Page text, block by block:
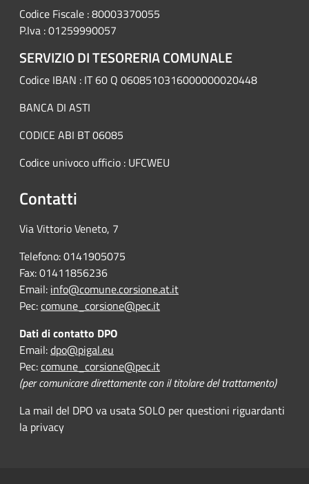
Codice Fiscale : 80003370055
P.Iva : 01259990057
SERVIZIO DI TESORERIA COMUNALE
Codice IBAN : IT 60 Q 0608510316000000020448
BANCA DI ASTI
CODICE ABI BT 06085
Codice univoco ufficio : UFCWEU
Contatti
Via Vittorio Veneto, 7
Telefono: 0141905075
Fax: 01411856236
Email: info@comune.corsione.at.it
Pec:comune_corsione@pec.it
Dati di contatto DPO
Email:dpo@pigal.eu
Pec:comune_corsione@pec.it
(per comunicare direttamente con il titolare del trattamento)
La mail del DPO va usata SOLO per questioni riguardanti
la privacy